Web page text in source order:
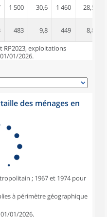
1 500 30,6 1 460 28,5
483 9,8 449 8,8
RP2023, exploitations
01/2026.
des ménages en
; 1967 et 1974 pour
à périmètre géographique
01/2026.